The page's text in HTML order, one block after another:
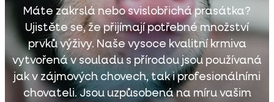
Máte zakrslá nebo svislobřichá prasátka?
Ujistěte se, že přijímají potřebné množství
prvků výživy. Naše vysoce kvalitní krmiva
vytvořená v souladu s přírodou jsou používaná
jak v zájmových chovech, tak i profesionálními
chovateli. Jsou uzpůsobená na míru vašim